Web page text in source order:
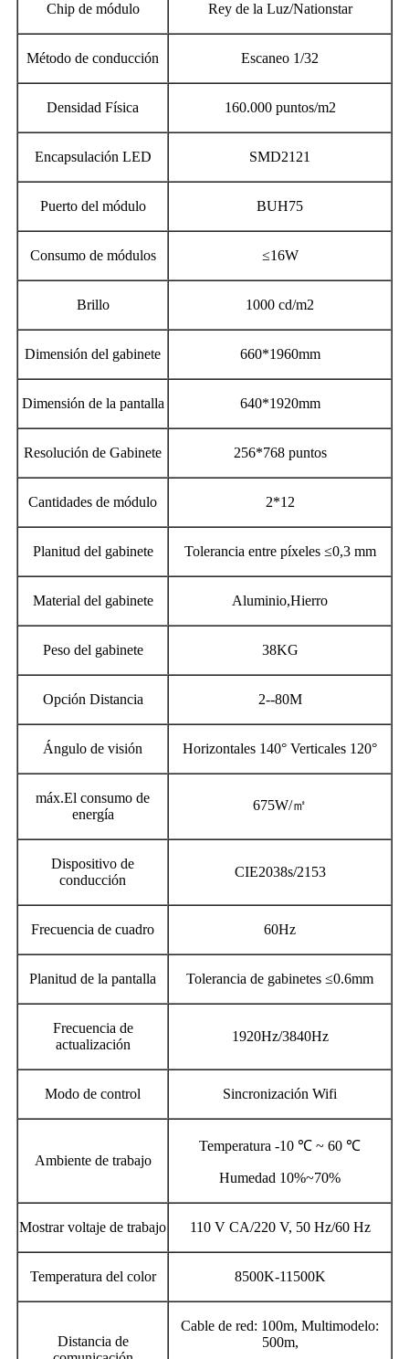
Chip de módulo Rey de la Luz/Nationstar
Método de conducción Escaneo 1/32
Densidad Física 160.000 puntos/m2
Encapsulación LED SMD2121
Puerto del módulo BUH75
Consumo de módulos ≤16W
Brillo 1000 cd/m2
Dimensión del gabinete 660*1960mm
Dimensión de la pantalla 640*1920mm
Resolución de Gabinete 256*768 puntos
Cantidades de módulo 2*12
Planitud del gabinete Tolerancia entre píxeles ≤0,3 mm
Material del gabinete Aluminio,Hierro
Peso del gabinete 38KG
Opción Distancia 2--80M
Ángulo de visión Horizontales 140° Verticales 120°
máx.El consumo de
energía
675W/㎡
Dispositivo de
conducción
CIE2038s/2153
Frecuencia de cuadro 60Hz
Planitud de la pantalla Tolerancia de gabinetes ≤0.6mm
Frecuencia de
actualización
1920Hz/3840Hz
Modo de control Sincronización Wifi
Ambiente de trabajo
Temperatura -10 ℃ ~ 60 ℃
Humedad 10%~70%
Mostrar voltaje de trabajo 110 V CA/220 V, 50 Hz/60 Hz
Temperatura del color 8500K-11500K
Distancia de
Cable de red: 100m, Multimodelo:
500m,